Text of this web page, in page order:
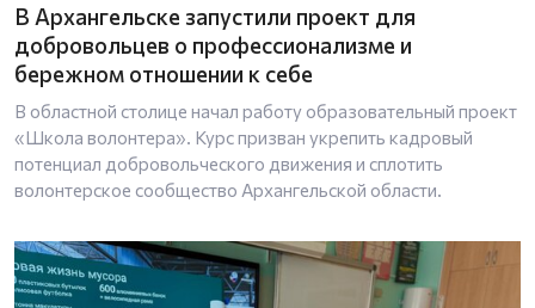
В Архангельске запустили проект для
добровольцев о профессионализме и
бережном отношении к себе
В областной столице начал работу образовательный проект
«Школа волонтера». Курс призван укрепить кадровый
потенциал добровольческого движения и сплотить
волонтерское сообщество Архангельской области.